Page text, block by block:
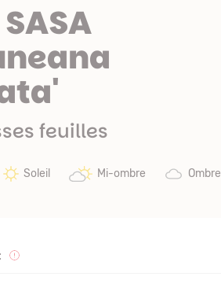
feuilles
Soleil Mi-ombre Ombre